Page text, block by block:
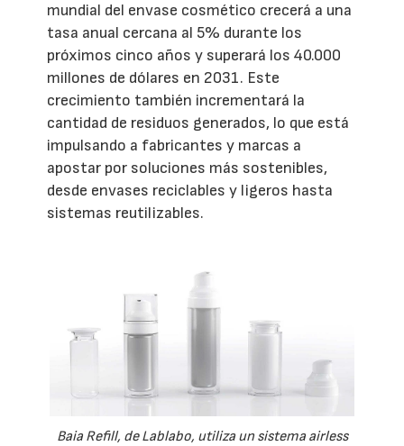
mundial del envase cosmético crecerá a una
tasa anual cercana al 5% durante los
próximos cinco años y superará los 40.000
millones de dólares en 2031. Este
crecimiento también incrementará la
cantidad de residuos generados, lo que está
impulsando a fabricantes y marcas a
apostar por soluciones más sostenibles,
desde envases reciclables y ligeros hasta
sistemas reutilizables.
Baia Refill, de Lablabo, utiliza un sistema airless